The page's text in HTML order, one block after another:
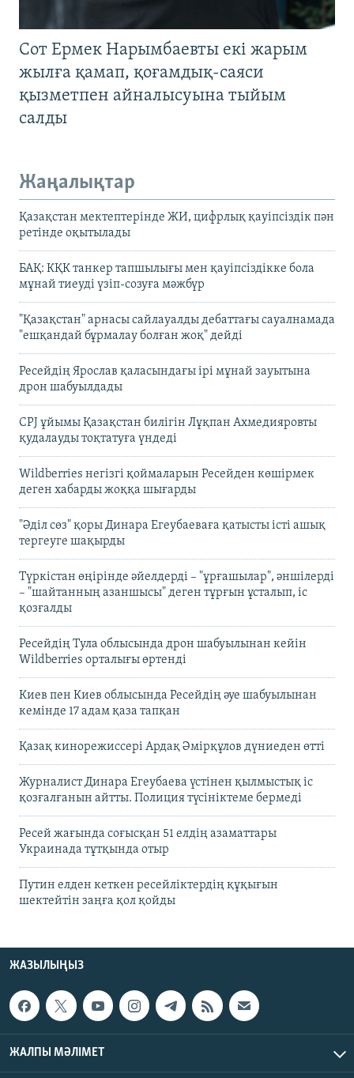
Сот Ермек Нарымбаевты екі жарым
жылға қамап, қоғамдық-саяси
қызметпен айналысуына тыйым
салды
Жаңалықтар
Қазақстан мектептерінде ЖИ, цифрлық қауіпсіздік пән
ретінде оқытылады
БАҚ: КҚК танкер тапшылығы мен қауіпсіздікке бола
мұнай тиеуді үзіп-созуға мәжбүр
"Қазақстан" арнасы сайлауалды дебаттағы сауалнамада
"ешқандай бұрмалау болған жоқ" дейді
Ресейдің Ярослав қаласындағы ірі мұнай зауытына
дрон шабуылдады
CPJ ұйымы Қазақстан билігін Лұқпан Ахмедияровты
қудалауды тоқтатуға үндеді
Wildberries негізгі қоймаларын Ресейден көшірмек
деген хабарды жоққа шығарды
"Әділ сөз" қоры Динара Егеубаеваға қатысты істі ашық
тергеуге шақырды
Түркістан өңірінде әйелдерді – "ұрғашылар", әншілерді
– "шайтанның азаншысы" деген тұрғын ұсталып, іс
қозғалды
Ресейдің Тула облысында дрон шабуылынан кейін
Wildberries орталығы өртенді
Киев пен Киев облысында Ресейдің әуе шабуылынан
кемінде 17 адам қаза тапқан
Қазақ кинорежиссері Ардақ Әмірқұлов дүниеден өтті
Журналист Динара Егеубаева үстінен қылмыстық іс
қозғалғанын айтты. Полиция түсініктеме бермеді
Ресей жағында соғысқан 51 елдің азаматтары
Украинада тұтқында отыр
Путин елден кеткен ресейліктердің құқығын
шектейтін заңға қол қойды
ЖАЗЫЛЫҢЫЗ
ЖАЛПЫ МӘЛІМЕТ